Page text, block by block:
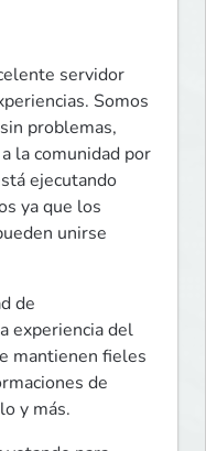
servidor
Somos
problemas,
la comunidad por
ejecutando
ya que los
unirse
de
experiencia del
mantienen fieles
de
y más.